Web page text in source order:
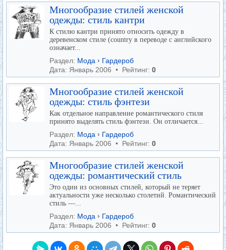
Многообразие стилей женской
одежды: стиль кантри
К стилю кантри принято относить одежду в
деревенском стиле (country в переводе с английского
означает...
Раздел: Мода › Гардероб
Дата: Январь 2006 • Рейтинг: 0
Многообразие стилей женской
одежды: стиль фэнтези
Как отдельное направление романтического стиля
принято выделять стиль фэнтези. Он отличается...
Раздел: Мода › Гардероб
Дата: Январь 2006 • Рейтинг: 0
Многообразие стилей женской
одежды: романтический стиль
Это один из основных стилей, который не теряет
актуальности уже несколько столетий. Романтический
стиль —...
Раздел: Мода › Гардероб
Дата: Январь 2006 • Рейтинг: 0